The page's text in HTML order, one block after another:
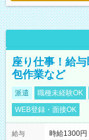
座り仕事！給
包作業など
派遣 職種未経験OK
WEB登録・面接OK
給与
時給1300円